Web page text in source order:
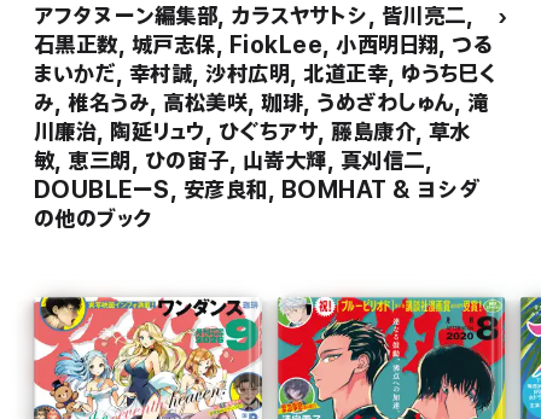
アフタヌーン編集部, カラスヤサトシ, 皆川亮二,
石黒正数, 城戸志保, FiokLee, 小西明日翔, つる
まいかだ, 幸村誠, 沙村広明, 北道正幸, ゆうち巳く
み, 椎名うみ, 高松美咲, 珈琲, うめざわしゅん, 滝
川廉治, 陶延リュウ, ひぐちアサ, 藤島康介, 草水
敏, 恵三朗, ひの宙子, 山嵜大輝, 真刈信二,
DOUBLEーS, 安彦良和, BOMHAT & ヨシダ
の他のブック